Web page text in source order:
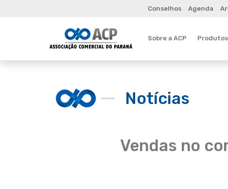
Conselhos Agenda
Sobre a ACP
Notícias
Vendas no